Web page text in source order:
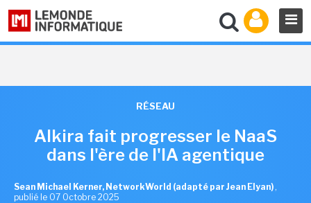
RÉSEAU
Alkira fait progresser le NaaS
dans l'ère de l'IA agentique
Sean Michael Kerner, NetworkWorld (adapté par Jean Elyan) ,
publié le 07 Octobre 2025